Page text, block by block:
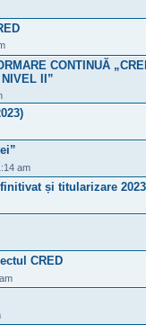
CONTINUĂ
II”
am
și titularizare 2023
CRED